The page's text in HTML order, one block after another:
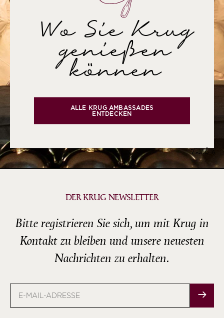
Wo Sie Krug
genießen
können
ALLE KRUG AMBASSADES
ENTDECKEN
Teil 4
DER KRUG NEWSLETTER
Bitte registrieren Sie sich, um mit Krug in
Kontakt zu bleiben und unsere neuesten
Nachrichten zu erhalten.
Mail-